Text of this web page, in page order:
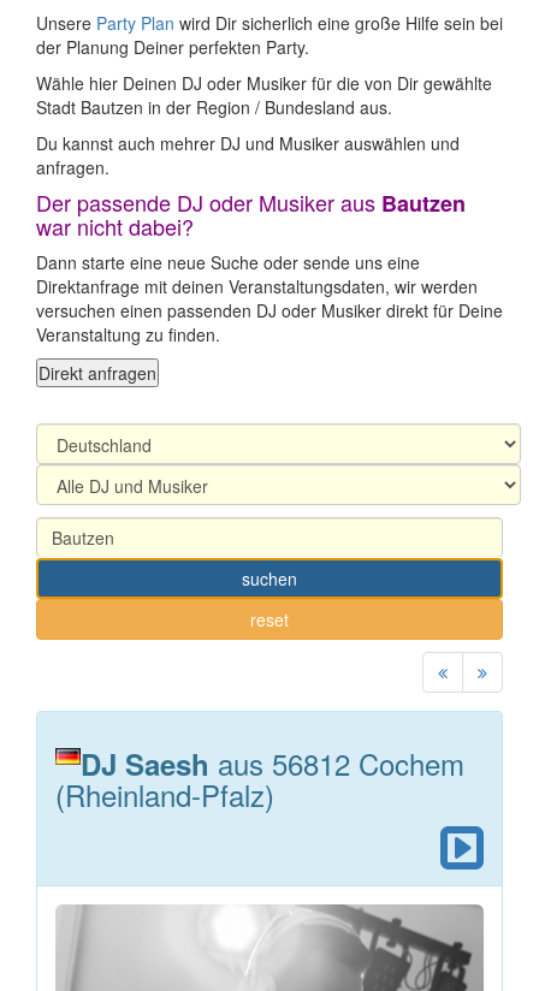
Unsere Party Plan wird Dir sicherlich eine große Hilfe sein bei
der Planung Deiner perfekten Party.
Wähle hier Deinen DJ oder Musiker für die von Dir gewählte
Stadt Bautzen in der Region / Bundesland aus.
Du kannst auch mehrer DJ und Musiker auswählen und
anfragen.
Der passende DJ oder Musiker aus Bautzen
war nicht dabei?
Dann starte eine neue Suche oder sende uns eine
Direktanfrage mit deinen Veranstaltungsdaten, wir werden
versuchen einen passenden DJ oder Musiker direkt für Deine
Veranstaltung zu finden.
Direkt anfragen
suchen
reset
DJ Saesh aus 56812 Cochem
(Rheinland-Pfalz)